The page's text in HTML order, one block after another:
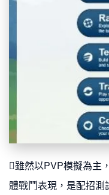
雖然以PVP模擬為主
體戰鬥表現，是配招測